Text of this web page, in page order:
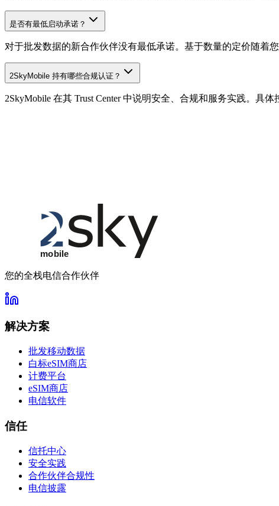
是否有最低启动承诺？
对于批发数据的新合作伙伴没有最低承诺。基于数量的定价随着
2SkyMobile 持有哪些合规认证？
2SkyMobile 在其 Trust Center 中说明安全、合规和服务实践。具
您的全栈电信合作伙伴
解决方案
批发移动数据
白标eSIM商店
计费平台
eSIM商店
电信软件
信任
信托中心
安全实践
合作伙伴合规性
电信披露